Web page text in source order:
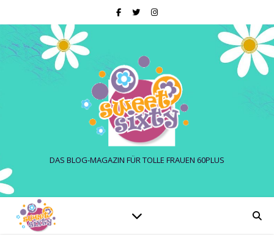
DAS BLOG-MAGAZIN FÜR TOLLE FRAUEN 60PLUS